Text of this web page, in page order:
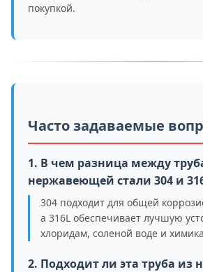
покупкой.
Часто задаваемые
1. В чем разница между
нержавеющей стали 304 и
304 подходит для общей
а 316L обеспечивает лучшую
хлоридам, соленой воде и
2. Подходит ли эта труба